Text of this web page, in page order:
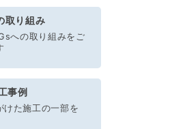
取り組み
への取り組みをご
事例
けた施工の一部を